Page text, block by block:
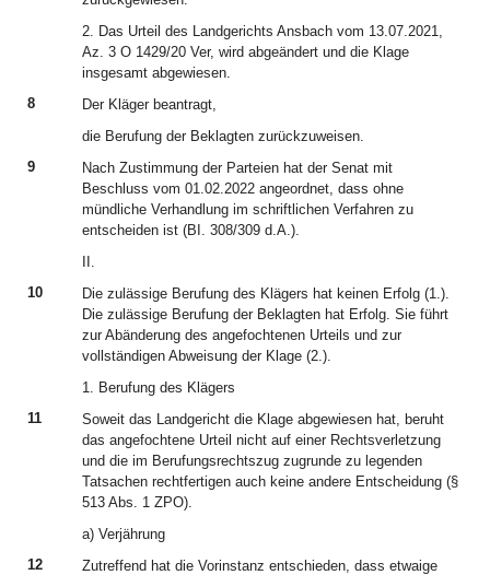
2. Das Urteil des Landgerichts Ansbach vom 13.07.2021,
Az. 3 O 1429/20 Ver, wird abgeändert und die Klage
insgesamt abgewiesen.
8
Der Kläger beantragt,
die Berufung der Beklagten zurückzuweisen.
9
Nach Zustimmung der Parteien hat der Senat mit
Beschluss vom 01.02.2022 angeordnet, dass ohne
mündliche Verhandlung im schriftlichen Verfahren zu
entscheiden ist (BI. 308/309 d.A.).
II.
10
Die zulässige Berufung des Klägers hat keinen Erfolg (1.).
Die zulässige Berufung der Beklagten hat Erfolg. Sie führt
zur Abänderung des angefochtenen Urteils und zur
vollständigen Abweisung der Klage (2.).
1. Berufung des Klägers
11
Soweit das Landgericht die Klage abgewiesen hat, beruht
das angefochtene Urteil nicht auf einer Rechtsverletzung
und die im Berufungsrechtszug zugrunde zu legenden
Tatsachen rechtfertigen auch keine andere Entscheidung (§
513 Abs. 1 ZPO).
a) Verjährung
12
Zutreffend hat die Vorinstanz entschieden, dass etwaige